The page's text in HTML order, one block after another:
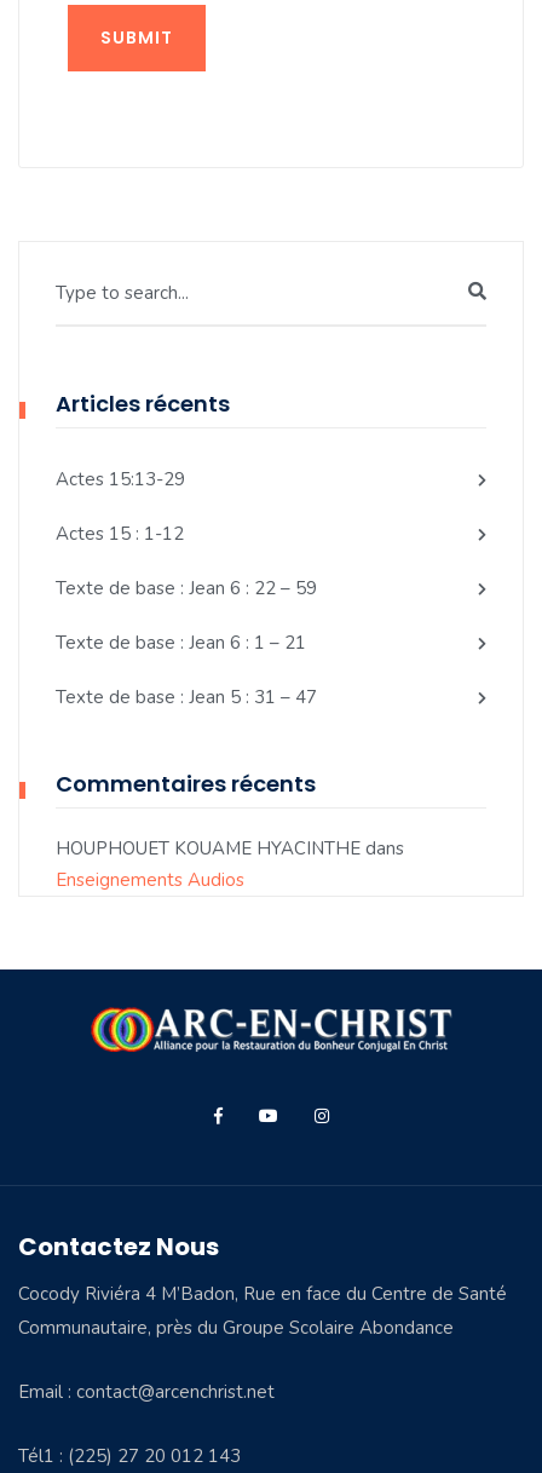
SUBMIT
Type to search...
Articles récents
Actes 15:13-29
Actes 15 : 1-12
Texte de base : Jean 6 : 22 – 59
Texte de base : Jean 6 : 1 – 21
Texte de base : Jean 5 : 31 – 47
Commentaires récents
HOUPHOUET KOUAME HYACINTHE dans
Enseignements Audios
Contactez Nous
Cocody Riviéra 4 M’Badon, Rue en face du Centre de Santé
Communautaire, près du Groupe Scolaire Abondance
Email : contact@arcenchrist.net
Tél1 : (225) 27 20 012 143